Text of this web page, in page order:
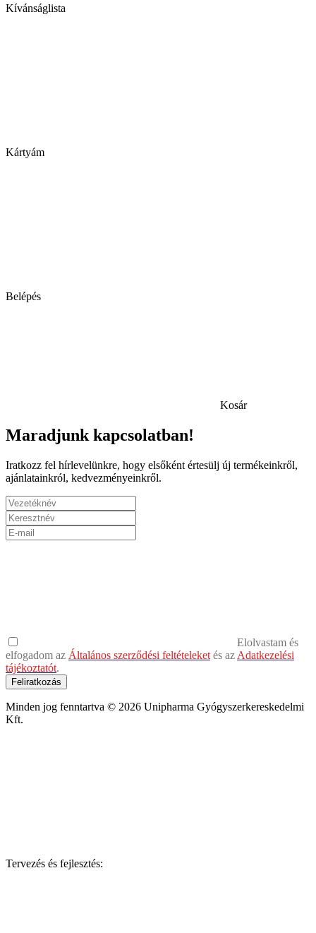
Kívánságlista
Kártyám
Belépés
Kosár
Maradjunk kapcsolatban!
Iratkozz fel hírlevelünkre, hogy elsőként értesülj új termékeinkről,
ajánlatainkról, kedvezményeinkről.
Elolvastam és
elfogadom az Általános szerződési feltételeket és az Adatkezelési
tájékoztatót.
Feliratkozás
Minden jog fenntartva © 2026 Unipharma Gyógyszerkereskedelmi
Kft.
Tervezés és fejlesztés: